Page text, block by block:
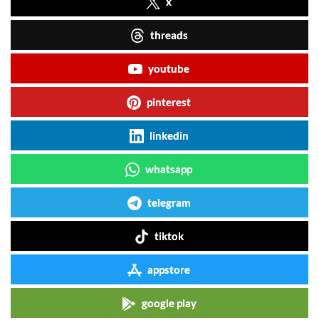
threads
youtube
pinterest
linkedin
whatsapp
telegram
tiktok
appstore
google play